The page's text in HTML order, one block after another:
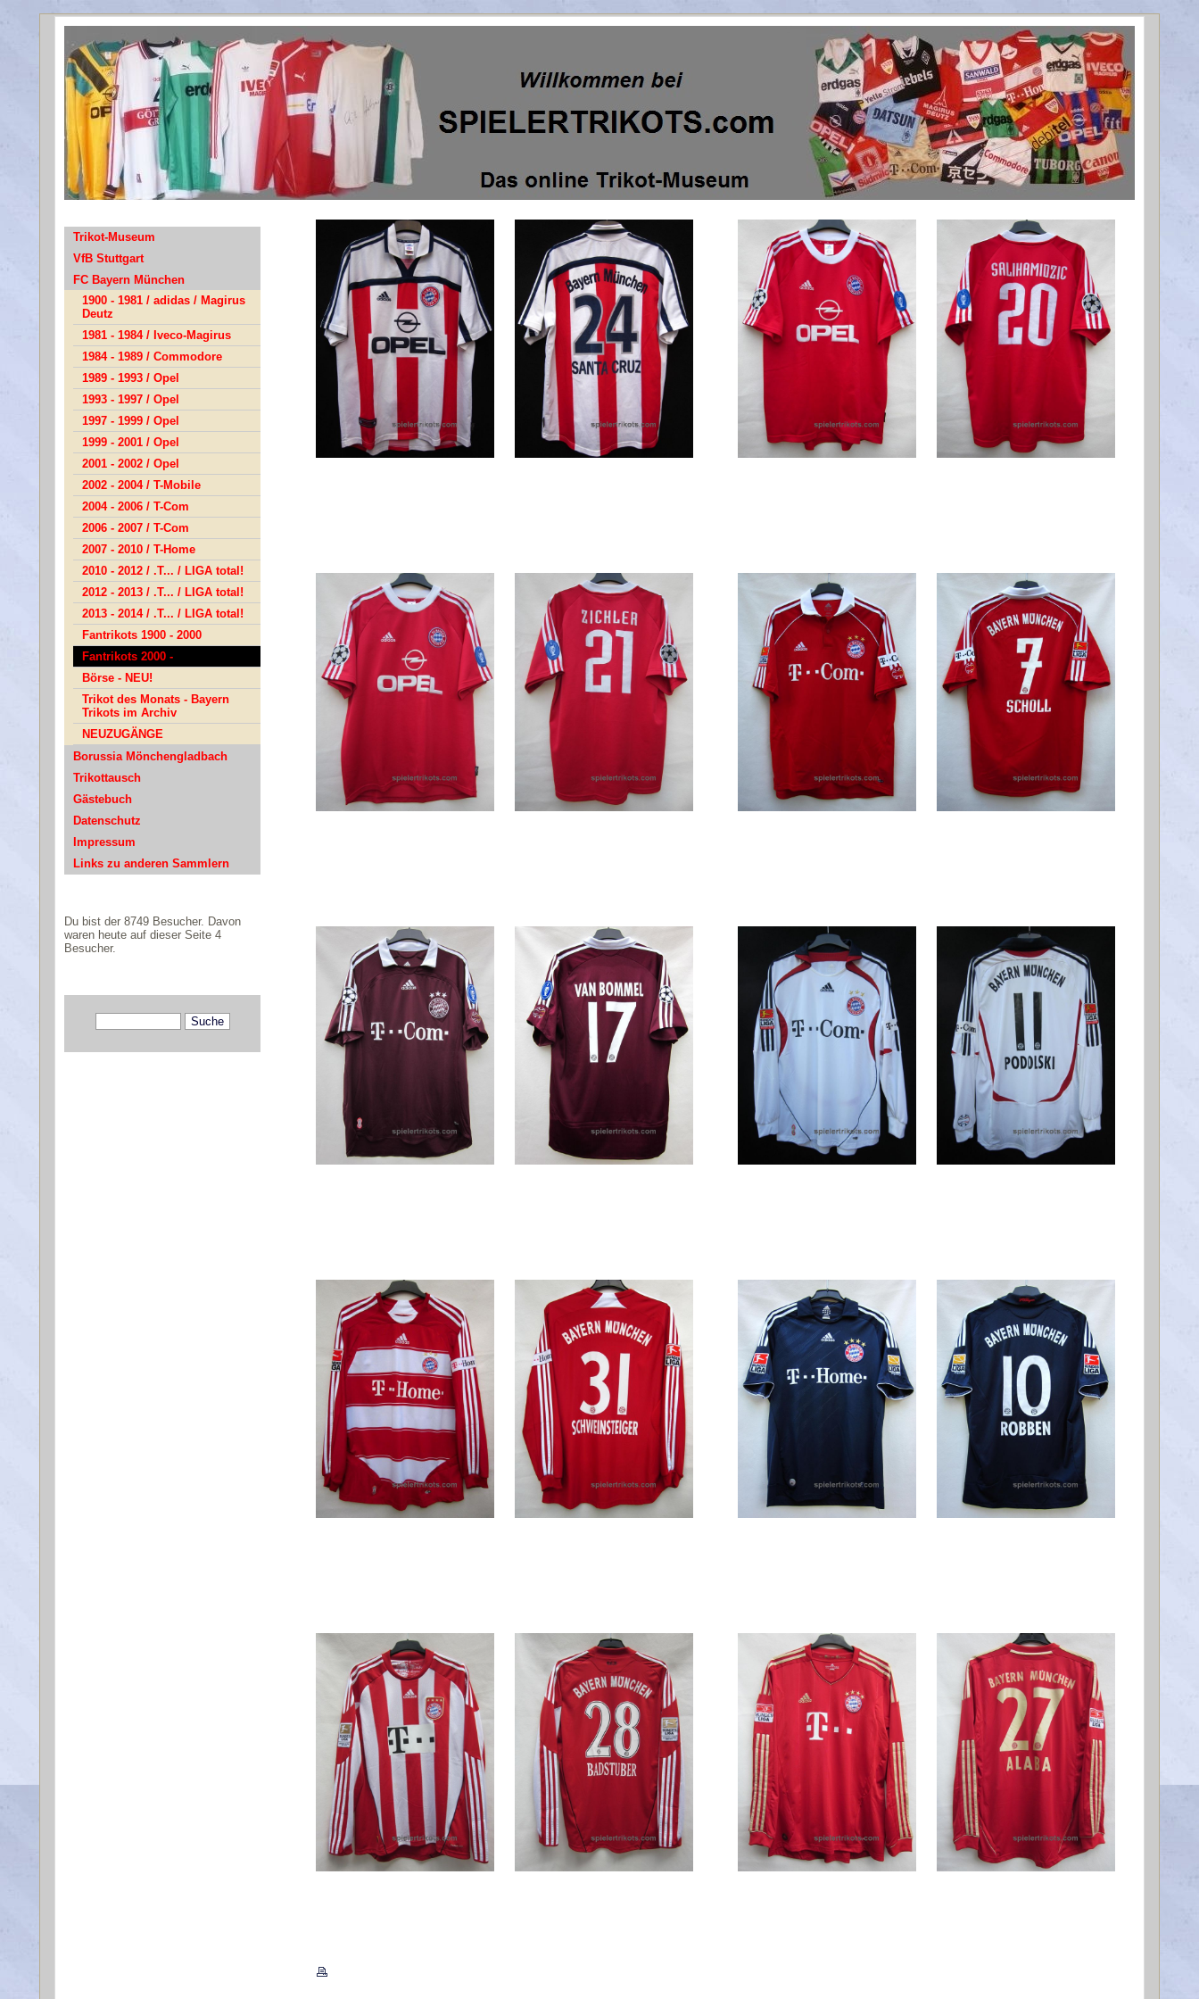
Fantrikots 2000 -
Trikot-Museum
VfB Stuttgart
FC Bayern München
1900 - 1981 / adidas / Magirus
Deutz
1981 - 1984 / Iveco-Magirus
1984 - 1989 / Commodore
1989 - 1993 / Opel
1993 - 1997 / Opel
1997 - 1999 / Opel
1999 - 2001 / Opel
2001 - 2002 / Opel
2002 - 2004 / T-Mobile
2004 - 2006 / T-Com
2006 - 2007 / T-Com
2007 - 2010 / T-Home
2010 - 2012 / .T... / LIGA total!
2012 - 2013 / .T... / LIGA total!
2013 - 2014 / .T... / LIGA total!
Fantrikots 1900 - 2000
Fantrikots 2000 -
Börse - NEU!
Trikot des Monats - Bayern
Trikots im Archiv
NEUZUGÄNGE
Borussia Mönchengladbach
Trikottausch
Gästebuch
Datenschutz
Impressum
Links zu anderen Sammlern
Du bist der 8749 Besucher. Davon
waren heute auf dieser Seite 4
Besucher.